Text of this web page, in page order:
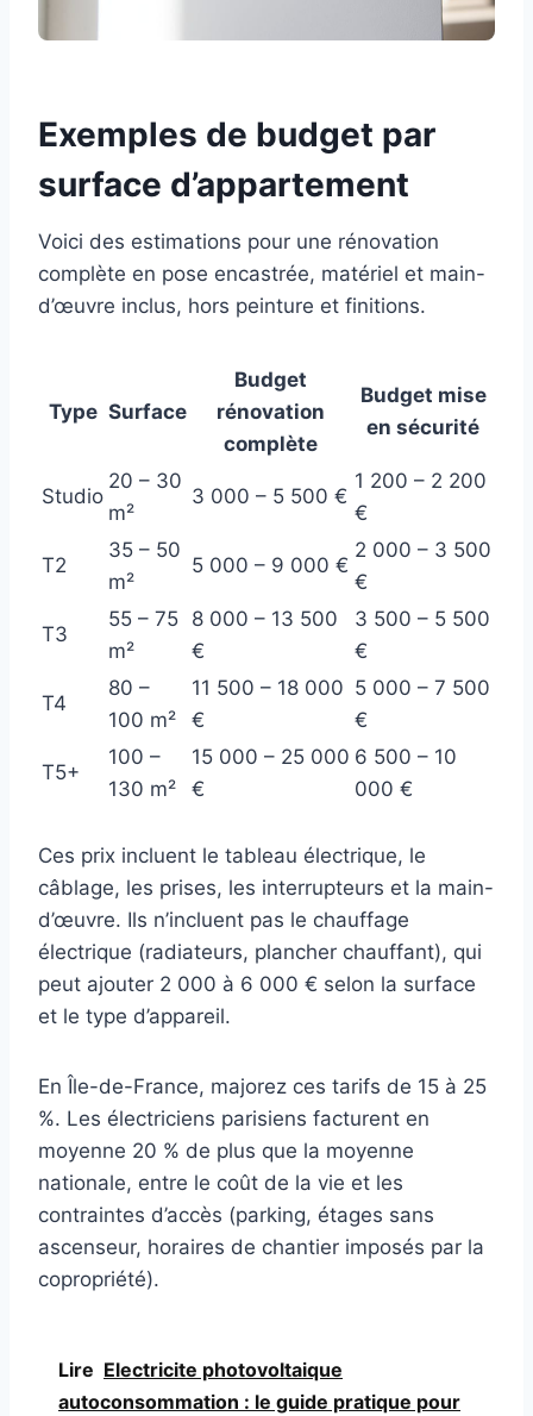
Exemples de budget par
surface d’appartement
Voici des estimations pour une rénovation
complète en pose encastrée, matériel et main-
d’œuvre inclus, hors peinture et finitions.
Type Surface
Budget
rénovation
complète
Budget mise
en sécurité
Studio
20 – 30
m²
3 000 – 5 500 €
1 200 – 2 200
€
T2
35 – 50
m²
5 000 – 9 000 €
2 000 – 3 500
€
T3
55 – 75
m²
8 000 – 13 500
€
3 500 – 5 500
€
T4
80 –
100 m²
11 500 – 18 000
€
5 000 – 7 500
€
T5+
100 –
130 m²
15 000 – 25 000
€
6 500 – 10
000 €
Ces prix incluent le tableau électrique, le
câblage, les prises, les interrupteurs et la main-
d’œuvre. Ils n’incluent pas le chauffage
électrique (radiateurs, plancher chauffant), qui
peut ajouter 2 000 à 6 000 € selon la surface
et le type d’appareil.
En Île-de-France, majorez ces tarifs de 15 à 25
%. Les électriciens parisiens facturent en
moyenne 20 % de plus que la moyenne
nationale, entre le coût de la vie et les
contraintes d’accès (parking, étages sans
ascenseur, horaires de chantier imposés par la
copropriété).
Lire Electricite photovoltaique
autoconsommation : le guide pratique pour